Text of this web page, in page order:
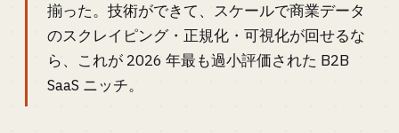
揃った。技術ができて、スケールで商業データ
のスクレイピング・正規化・可視化が回せるな
ら、これが 2026 年最も過小評価された B2B
SaaS ニッチ。